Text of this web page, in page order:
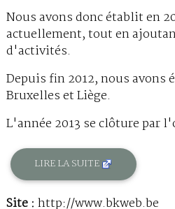
Nous avons donc établit en
actuellement, tout en
d'activités.
Depuis fin 2012, nous
Bruxelles et Liège.
L'année 2013 se clôture par
LIRE LA SUITE
Site : http://www.bkweb.be